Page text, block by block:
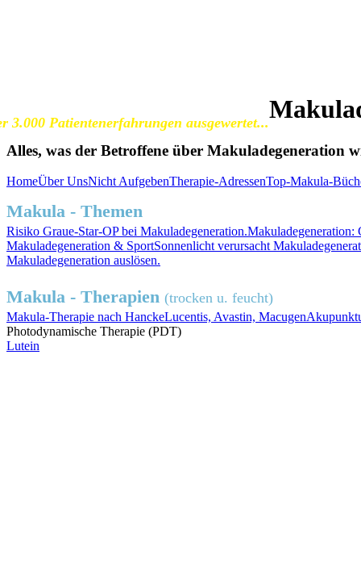
3.000 Patientenerfahrungen ausgewertet...
Alles, was der Betroffene über Makuladegeneration
HomeÜber UnsNicht AufgebenTherapie-AdressenTop-Makula-
Makula - Themen
Risiko Graue-Star-OPbei Makuladegeneration.Makuladegeneration:
Makuladegeneration & SportSonnenlichtverursacht
Makuladegeneration auslösen.
Makula - Therapien (trocken u. feucht)
Makula-Therapie nach HanckeLucentis, Avastin, Macugen
Photodynamische Therapie (PDT)
Lutein